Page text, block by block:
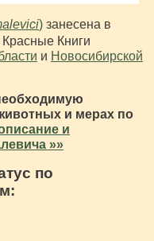
) занесена в
Красные Книги
и Новосибирской
и мерах по
и
»»
по